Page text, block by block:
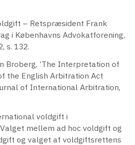
– Retspræsident Frank
i Københavns Advokatforening,
s. 132.
Broberg, ’The Interpretation of
the English Arbitration Act
of International Arbitration,
voldgift i
mellem ad hoc voldgift og
og valget af voldgiftsrettens